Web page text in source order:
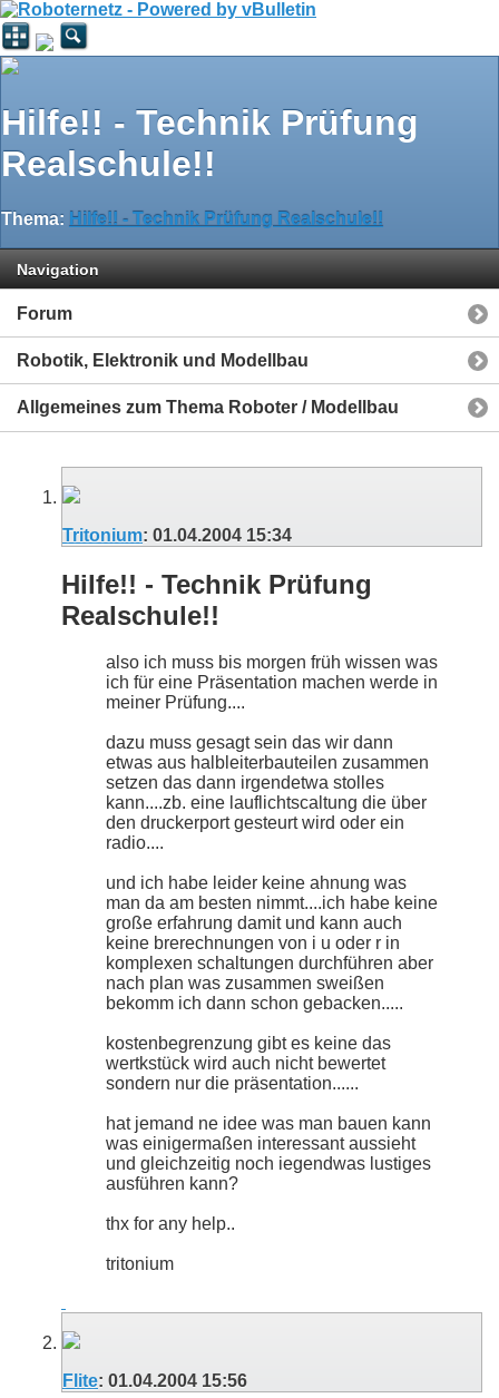
Hilfe!! - Technik Prüfung
Realschule!!
Thema: Hilfe!! - Technik Prüfung Realschule!!
Navigation
Forum
Robotik, Elektronik und Modellbau
Allgemeines zum Thema Roboter / Modellbau
Tritonium: 01.04.2004 15:34
Hilfe!! - Technik Prüfung
Realschule!!
also ich muss bis morgen früh wissen was
ich für eine Präsentation machen werde in
meiner Prüfung....
dazu muss gesagt sein das wir dann
etwas aus halbleiterbauteilen zusammen
setzen das dann irgendetwa stolles
kann....zb. eine lauflichtscaltung die über
den druckerport gesteurt wird oder ein
radio....
und ich habe leider keine ahnung was
man da am besten nimmt....ich habe keine
große erfahrung damit und kann auch
keine brerechnungen von i u oder r in
komplexen schaltungen durchführen aber
nach plan was zusammen sweißen
bekomm ich dann schon gebacken.....
kostenbegrenzung gibt es keine das
wertkstück wird auch nicht bewertet
sondern nur die präsentation......
hat jemand ne idee was man bauen kann
was einigermaßen interessant aussieht
und gleichzeitig noch iegendwas lustiges
ausführen kann?
thx for any help..
tritonium
Flite: 01.04.2004 15:56